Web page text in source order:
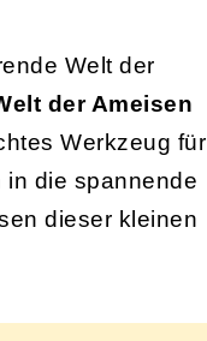
Welt der
der Ameisen
Werkzeug für
in die spannende
dieser kleinen